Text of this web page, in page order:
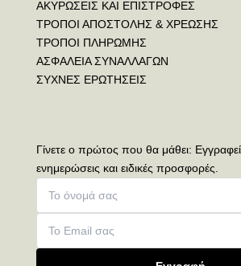
ΑΚΥΡΩΣΕΙΣ ΚΑΙ ΕΠΙΣΤΡΟΦΕΣ
ΤΡΟΠΟΙ ΑΠΟΣΤΟΛΗΣ & ΧΡΕΩΣΗΣ
ΤΡΟΠΟΙ ΠΛΗΡΩΜΗΣ
ΑΣΦΑΛΕΙΑ ΣΥΝΑΛΛΑΓΩΝ
ΣΥΧΝΕΣ ΕΡΩΤΗΣΕΙΣ
Γίνετε ο πρώτος που θα μάθει:
ενημερώσεις και ειδικές προσφορές.